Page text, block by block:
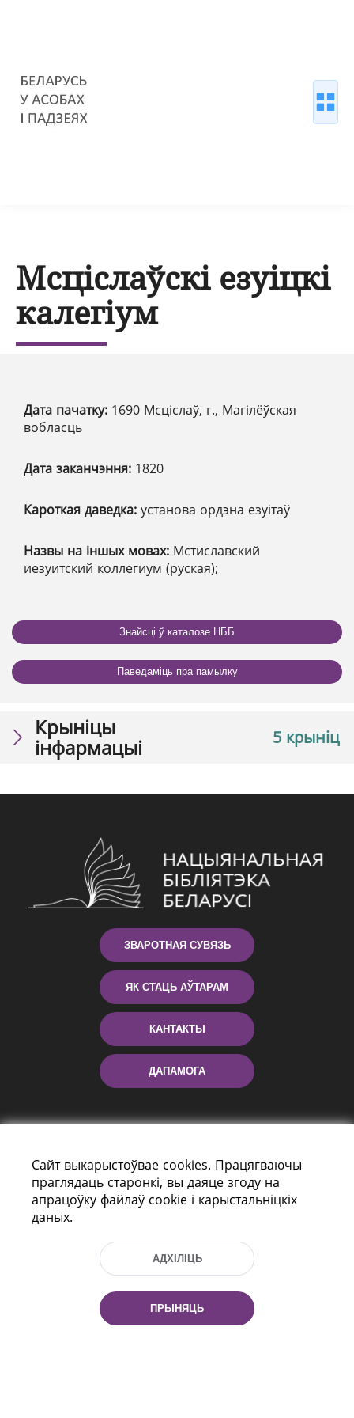
Мсціслаўскі езуіцкі
калегіум
Дата пачатку: 1690 Мсціслаў, г., Магілёўская
вобласць
Дата заканчэння: 1820
Кароткая даведка: установа ордэна езуітаў
Назвы на іншых мовах: Мстиславский
иезуитский коллегиум (руская);
Знайсці ў каталозе НББ
Паведаміць пра памылку
5 крыніц
Крыніцы
інфармацыі
ЗВАРОТНАЯ СУВЯЗЬ
ЯК СТАЦЬ АЎТАРАМ
КАНТАКТЫ
ДАПАМОГА
праспект Незалежнасці 116
г. Мiнск, Рэспубліка Беларусь, 220114
Тэл.: (+375 17) 368 37 37, Факс: (+375 17)
Эл. пошта: inbox@nlb.by
Сайт выкарыстоўвае cookies. Працягваючы
праглядаць старонкі, вы даяце згоду на
апрацоўку файлаў cookie і карыстальніцкіх
даных.
АДХІЛІЦЬ
ПРЫНЯЦЬ